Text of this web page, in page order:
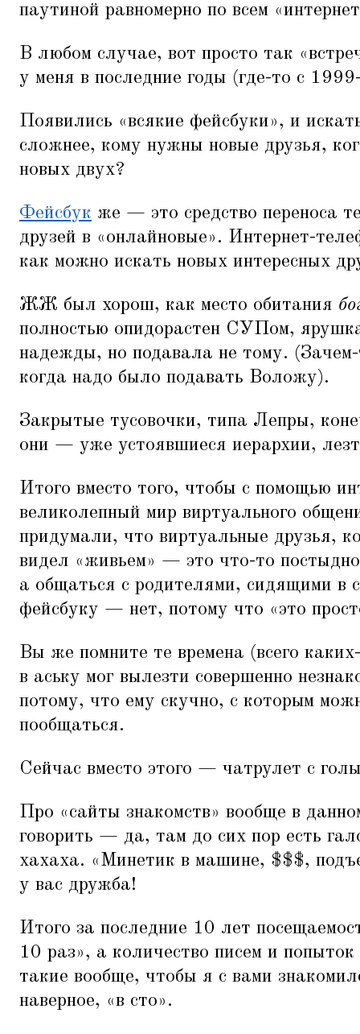
паутиной равномерно по всем «
В любом случае, вот просто так «
у меня в последние годы (где-то с
Появились «всякие фейсбуки», и
сложнее, кому нужны новые друзья,
новых двух?
Фейсбук же — это средство переноса
друзей в «онлайновые». Интернет-
как можно искать новых интересных
ЖЖ был хорош, как место обитания
полностью опидорастен СУПом,
надежды, но подавала не тому.
когда надо было подавать Воложу).
Закрытые тусовочки, типа Лепры,
они — уже устоявшиеся иерархии,
Итого вместо того, чтобы с помощью
великолепный мир виртуального
придумали, что виртуальные друзья,
видел «живьем» — это что-то
а общаться с родителями, сидящими в
фейсбуку — нет, потому что «это
Вы же помните те времена (всего
в аську мог вылезти совершенно
потому, что ему скучно, с которым
пообщаться.
Сейчас вместо этого — чатрулет с
Про «сайты знакомств» вообще в
говорить — да, там до сих пор есть
хахаха. «Минетик в машине, $$$,
у вас дружба!
Итого за последние 10 лет
10 раз», а количество писем и
такие вообще, чтобы я с вами
наверное, «в сто».